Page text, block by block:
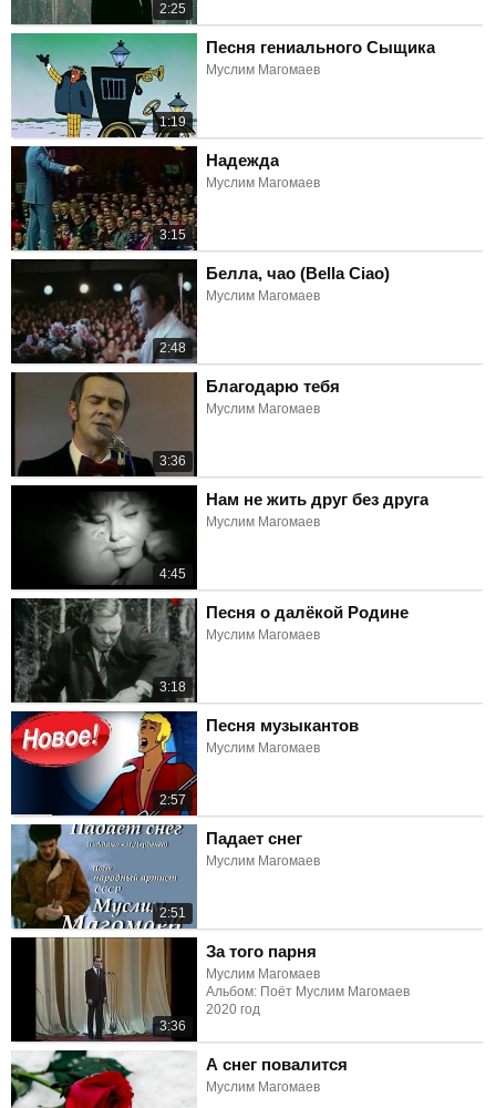
2:25
1:19
Песня гениального Сыщика
Муслим Магомаев
3:15
Надежда
Муслим Магомаев
2:48
Белла, чао (Bella Ciao)
Муслим Магомаев
3:36
Благодарю тебя
Муслим Магомаев
4:45
Нам не жить друг без друга
Муслим Магомаев
3:18
Песня о далёкой Родине
Муслим Магомаев
2:57
Песня музыкантов
Муслим Магомаев
2:51
Падает снег
Муслим Магомаев
3:36
За того парня
Муслим Магомаев
Альбом: Поёт Муслим Магомаев
2020 год
А снег повалится
Муслим Магомаев